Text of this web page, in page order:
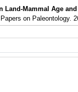
Land-Mammal Age
on Paleontology.